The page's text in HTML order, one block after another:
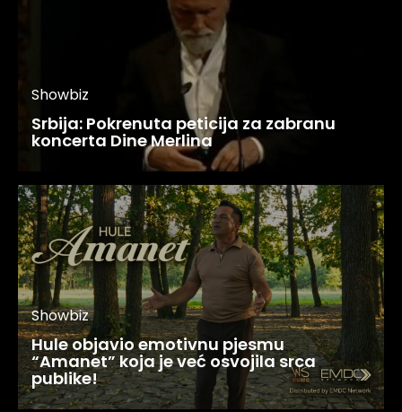
Showbiz
Srbija: Pokrenuta peticija za zabranu
koncerta Dine Merlina
Showbiz
Hule objavio emotivnu pjesmu
“Amanet” koja je već osvojila srca
publike!